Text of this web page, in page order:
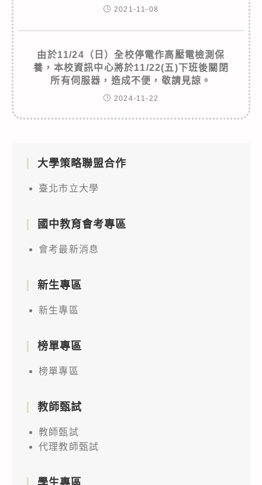
2021-11-08
由於11/24（日）全校停電作高壓電檢測保
養，本校資訊中心將於11/22(五)下班後關閉
所有伺服器，造成不便，敬請見諒。
2024-11-22
大學策略聯盟合作
臺北市立大學
國中教育會考專區
會考最新消息
新生專區
新生專區
榜單專區
榜單專區
教師甄試
教師甄試
代理教師甄試
學生專區